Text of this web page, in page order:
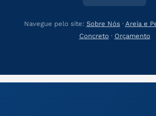
Navegue pelo site: Sobre Nós · Areia e
Concreto · Orçamento